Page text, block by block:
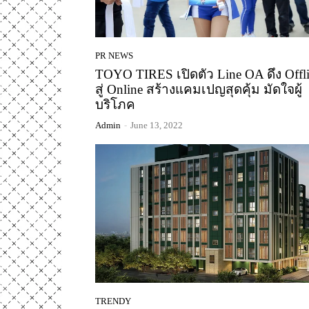
PR NEWS
TOYO TIRES เปิดตัว Line OA ดึง
สู่ Online สร้างแคมเปญสุดคุ้ม มัดใจผู้
บริโภค
Admin - June 13, 2022
TRENDY